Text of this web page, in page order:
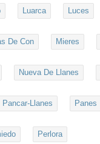
Luarca Luces
De Con Mieres
Nueva De Llanes
Pancar-Llanes Panes
Perlora